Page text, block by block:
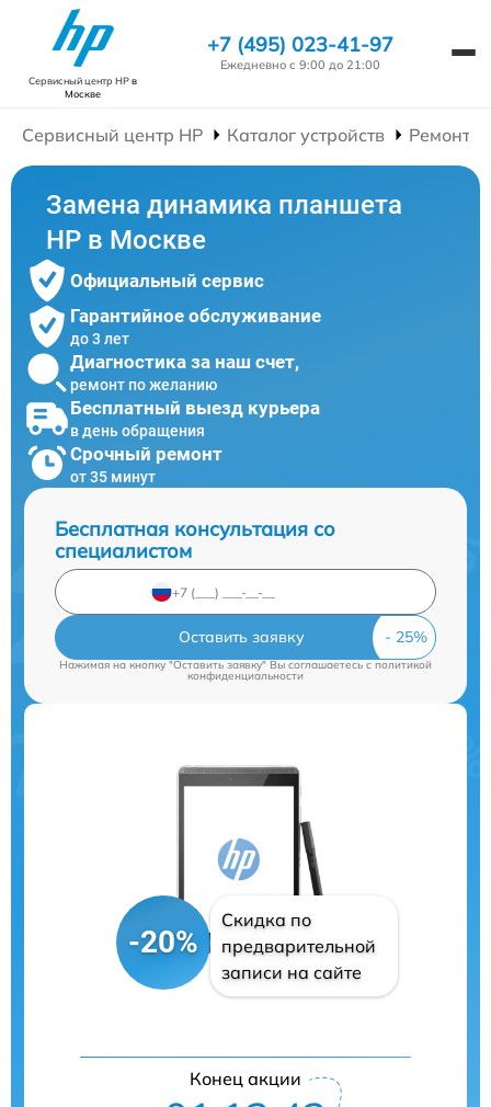
Сервисный центр HPв
Москве
+7 (495) 023-41-97
Ежедневно с 9:00 до 21:00
Сервисный центр HP Каталог устройств Ремонт
Замена динамика планшета
HP в Москве
Официальный сервис
Гарантийное обслуживание
до 3 лет
Диагностика за наш счет,
ремонт по желанию
Бесплатный выезд курьера
в день обращения
Срочный ремонт
от 35 минут
Бесплатная консультация со
специалистом
Оставить заявку
Нажимая на кнопку "Оставить заявку" Вы соглашаетесь cполитикой
конфиденциальности
-20%
Скидка по
предварительной
записи на сайте
Конец акции